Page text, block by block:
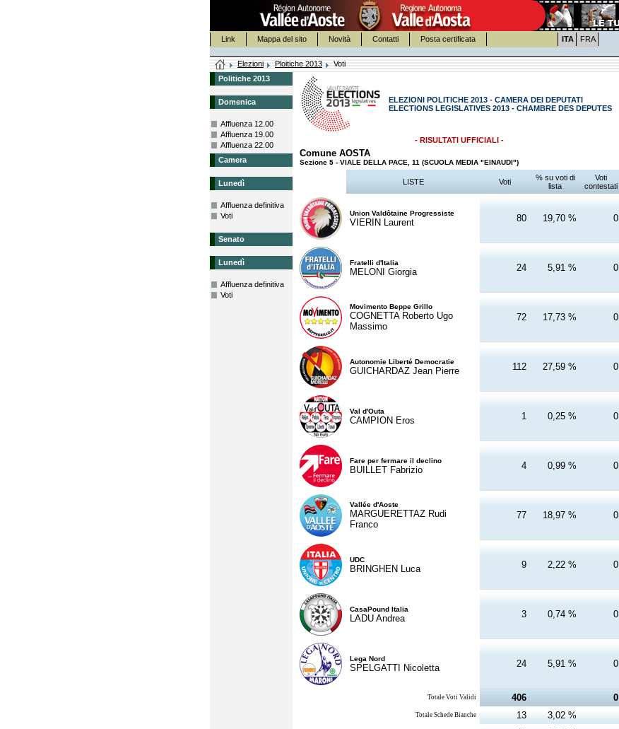
Link Mappa del sito Novità Contatti Posta certificata ITA FRA
Elezioni Ploitiche 2013
Voti
Politiche 2013
Domenica
Affluenza 12.00
Affluenza 19.00
Affluenza 22.00
Camera
Lunedì
Affluenza definitiva
Voti
Senato
Lunedì
Affluenza definitiva
Voti
ELEZIONI POLITICHE 2013 - CAMERA DEI DEPUTATI
ELECTIONS LEGISLATIVES 2013 - CHAMBRE DES DEPUTES
- RISULTATI UFFICIALI -
Comune AOSTA
Sezione 5 - VIALE DELLA PACE, 11 (SCUOLA MEDIA "EINAUDI")
LISTE Voti
% su voti di
lista
Voti
contestati
Union Valdôtaine Progressiste
VIERIN Laurent 80 19,70 % 0
Fratelli d'Italia
MELONI Giorgia 24 5,91 % 0
Movimento Beppe Grillo
COGNETTA Roberto Ugo
Massimo
72 17,73 % 0
Autonomie Liberté Democratie
GUICHARDAZ Jean Pierre 112 27,59 % 0
Val d'Outa
CAMPION Eros 1 0,25 % 0
Fare per fermare il declino
BUILLET Fabrizio 4 0,99 % 0
Vallée d'Aoste
MARGUERETTAZ Rudi
Franco
77 18,97 % 0
UDC
BRINGHEN Luca 9 2,22 % 0
CasaPound Italia
LADU Andrea 3 0,74 % 0
Lega Nord
SPELGATTI Nicoletta 24 5,91 % 0
Totale Voti Validi 406 0
Totale Schede Bianche 13 3,02 %